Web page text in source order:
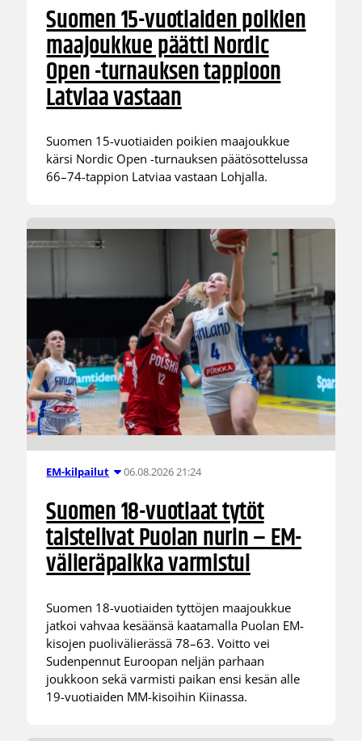
Suomen 15-vuotiaiden poikien
maajoukkue päätti Nordic
Open -turnauksen tappioon
Latviaa vastaan
Suomen 15-vuotiaiden poikien maajoukkue
kärsi Nordic Open -turnauksen päätösottelussa
66–74-tappion Latviaa vastaan Lohjalla.
EM-kilpailut 06.08.2026 21:24
Suomen 18-vuotiaat tytöt
taistelivat Puolan nurin – EM-
välieräpaikka varmistui
Suomen 18-vuotiaiden tyttöjen maajoukkue
jatkoi vahvaa kesäänsä kaatamalla Puolan EM-
kisojen puolivälierässä 78–63. Voitto vei
Sudenpennut Euroopan neljän parhaan
joukkoon sekä varmisti paikan ensi kesän alle
19-vuotiaiden MM-kisoihin Kiinassa.